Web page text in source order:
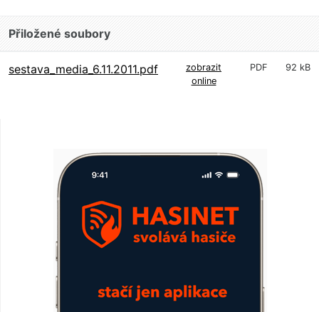
Přiložené soubory
sestava_media_6.11.2011.pdf
zobrazit
online
PDF 92 kB